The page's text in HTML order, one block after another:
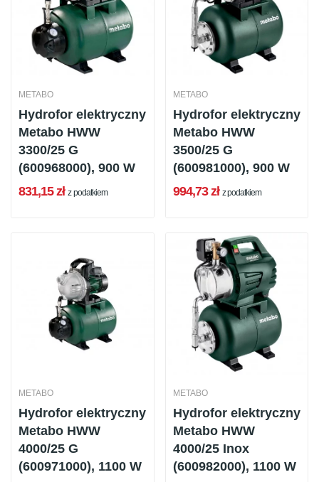
METABO
Hydrofor elektryczny
Metabo HWW
3300/25 G
(600968000), 900 W
831,15 zł z podatkiem
METABO
Hydrofor elektryczny
Metabo HWW
3500/25 G
(600981000), 900 W
994,73 zł z podatkiem
METABO
Hydrofor elektryczny
Metabo HWW
4000/25 G
(600971000), 1100 W
METABO
Hydrofor elektryczny
Metabo HWW
4000/25 Inox
(600982000), 1100 W